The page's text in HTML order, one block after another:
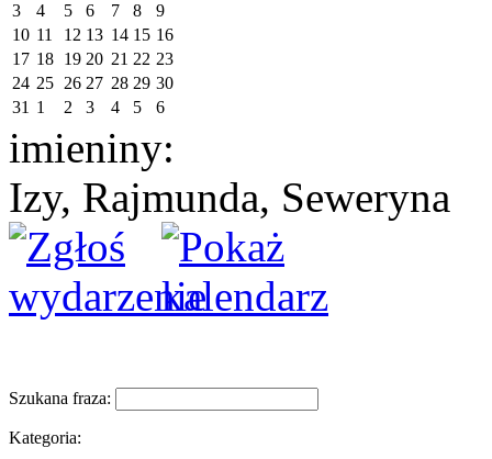
3
4 5 6 7 8
9
10 11 12 13 14 15 16
17 18 19 20 21 22 23
24 25 26 27 28 29 30
31 1 2 3 4 5 6
imieniny:
Izy, Rajmunda, Seweryna
Szukana fraza:
Kategoria: